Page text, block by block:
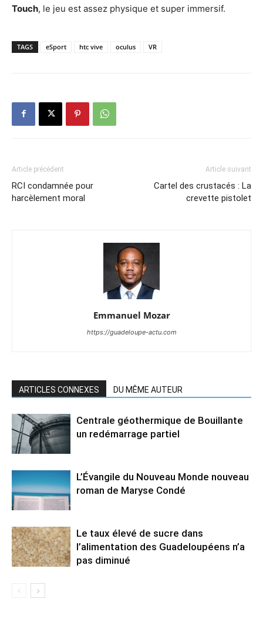
Touch, le jeu est assez physique et super immersif.
TAGS eSport htc vive oculus VR
Article précédent
RCI condamnée pour
harcèlement moral
Article suivant
Cartel des crustacés : La
crevette pistolet
Emmanuel Mozar
https://guadeloupe-actu.com
ARTICLES CONNEXES DU MÊME AUTEUR
Centrale géothermique de Bouillante
un redémarrage partiel
L’Évangile du Nouveau Monde nouveau
roman de Maryse Condé
Le taux élevé de sucre dans
l’alimentation des Guadeloupéens n’a
pas diminué